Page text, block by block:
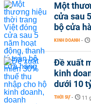
Một
cửa sau
bộ cửa
KINH DOANH -
Đề xuất
kinh
dưới 10
THỜI SỰ - 11